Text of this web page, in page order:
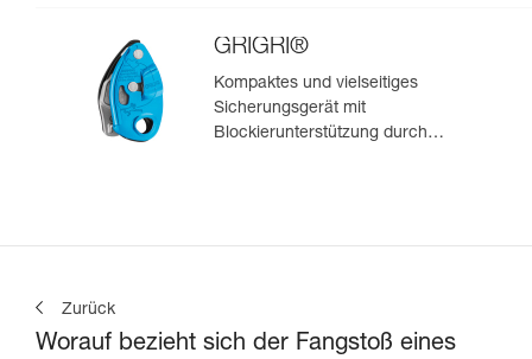
GRIGRI®
Kompaktes und vielseitiges
Sicherungsgerät mit
Blockierunterstützung durch
Zurück
Worauf bezieht sich der Fangstoß eines